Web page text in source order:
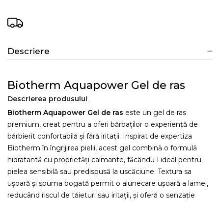
Descriere
Biotherm Aquapower Gel de ras
Descrierea produsului
Biotherm Aquapower Gel de ras este un gel de ras
premium, creat pentru a oferi bărbaților o experiență de
bărbierit confortabilă și fără iritații. Inspirat de expertiza
Biotherm în îngrijirea pielii, acest gel combină o formulă
hidratantă cu proprietăți calmante, făcându-l ideal pentru
pielea sensibilă sau predispusă la uscăciune. Textura sa
ușoară și spuma bogată permit o alunecare ușoară a lamei,
reducând riscul de tăieturi sau iritații, și oferă o senzație